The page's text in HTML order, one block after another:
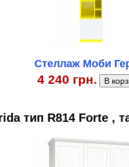
Стеллаж Моби
4 240 грн.
тип R814 Forte ,